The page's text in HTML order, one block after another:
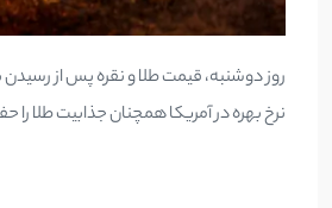
روز دوشنبه، قیمت طلا و نقره پس از
نرخ بهره در آمریکا همچنان جذابیت طلا